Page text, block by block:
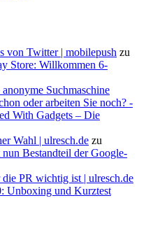
von Twitter | mobilepush zu
Store: Willkommen 6-
Suchmaschine
oder arbeiten Sie noch? -
With Gadgets – Die
Wahl | ulresch.de zu
Bestandteil der Google-
PR wichtig ist | ulresch.de
und Kurztest